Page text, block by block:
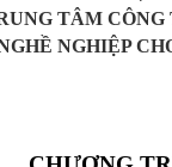
TÂM CÔNG
NGHIỆP